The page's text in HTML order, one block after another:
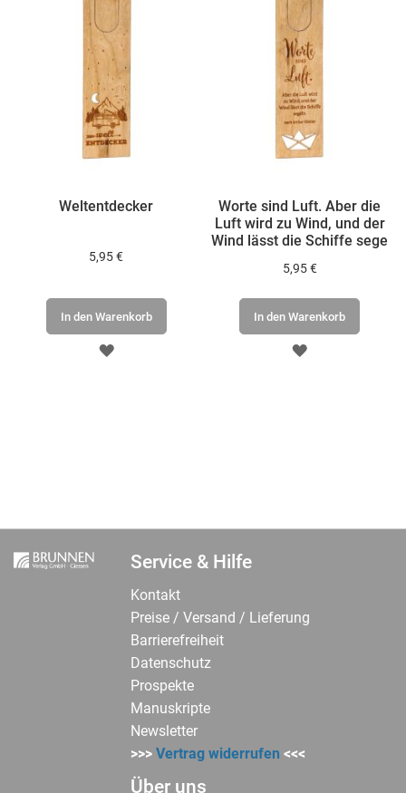
Weltentdecker
5,95 €
In den Warenkorb
ZUR
Worte sind Luft. Aber die
Luft wird zu Wind, und der
Wind lässt die Schiffe sege
5,95 €
In den Warenkorb
ZUR
Service & Hilfe
Kontakt
Preise / Versand / Lieferung
Barrierefreiheit
Datenschutz
Prospekte
Manuskripte
Newsletter
>>>Vertrag widerrufen <<<
Über uns